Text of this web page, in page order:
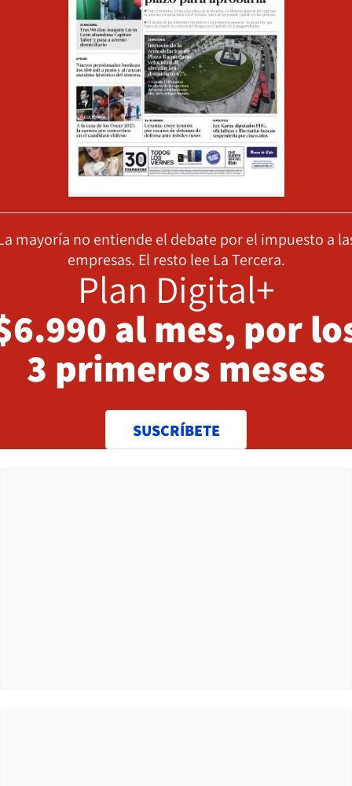
mayoría no entiende el debate por el impuesto a
empresas. El resto lee La Tercera.
Plan Digital+
al mes, por
3 primeros meses
SUSCRÍBETE